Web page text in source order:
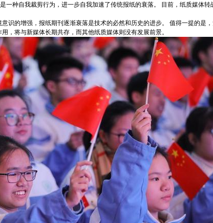
一种自我裁剪行为，进一步自我加速了传统报纸的衰落。 目前，纸质媒体转
识的增强，报纸期刊逐渐衰落是技术的必然和历史的进步。 值得一提的是
，将与新媒体长期共存，而其他纸质媒体则没有发展前景。